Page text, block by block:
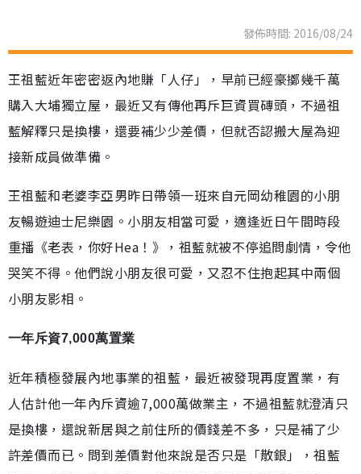
發佈時間: 2016/08/24
王祖藍近年密密返內地賺「人仔」，早前已經豪擲幾千萬
購入大埔獨立屋，最近又有傳他再斥巨資買磚頭，不過祖
藍解釋只是換樓，還要補少少差價，但就否認搬大屋為迎
接新成員做準備。
王祖藍和老婆李亞男昨日帶領一班來自元岡幼稚園的小朋
友暢遊迪士尼樂園。小朋友相當可愛，適逢近日午間時段
重播《老表，你好Hea！》，祖藍就被不停追問劇情，令他
哭笑不得。他們說小朋友很可愛，又忍不住抱起其中兩個
小朋友影相。
一年斥資7,000萬置業
近年積極發展內地事業的祖藍，最近被發現再度置業，有
人估計他一年內斥資逾7,000萬做業主，不過祖藍就澄清只
是換樓，還說新居與之前住所的價錢差不多，只是補了少
許差價而已。問到差價對他來說是否只是「散銀」，祖藍